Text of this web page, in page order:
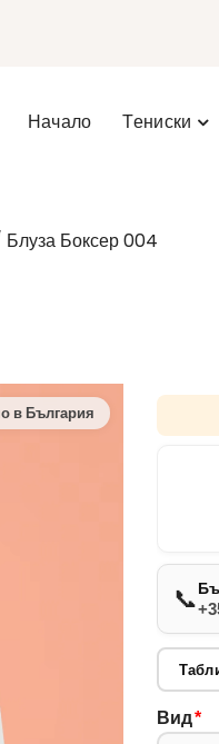
Начало Тениски
Блуза Боксер 004
📞
Вид*